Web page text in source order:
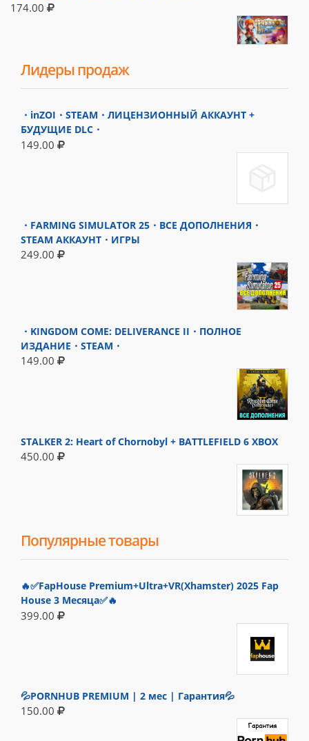
174.00
Лидеры продаж
・inZOI・STEAM・ЛИЦЕНЗИОННЫЙ АККАУНТ +
БУДУЩИЕ DLC・
149.00
・FARMING SIMULATOR 25・ВСЕ ДОПОЛНЕНИЯ・
STEAM АККАУНТ・ИГРЫ
249.00
・KINGDOM COME: DELIVERANCE II・ПОЛНОЕ
ИЗДАНИЕ・STEAM・
149.00
STALKER 2: Heart of Chornobyl + BATTLEFIELD 6 XBOX
450.00
Популярные товары
🔥✅FapHouse Premium+Ultra+VR(Xhamster) 2025 Fap
House 3 Месяца✅🔥
399.00
💦PORNHUB PREMIUM | 2 мес | Гарантия💦
150.00